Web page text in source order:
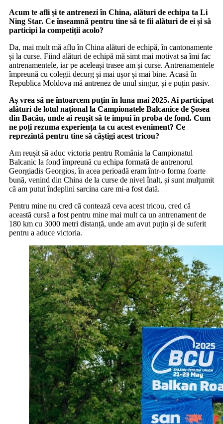
Acum te afli și te antrenezi în China, alături de echipa ta Li
Ning Star. Ce înseamnă pentru tine să te fii alături de ei și să
participi la competiții acolo?
Da, mai mult mă aflu în China alături de echipă, în cantonamente
și la curse. Fiind alături de echipă mă simt mai motivat sa îmi fac
antrenamentele, iar pe aceleași trasee am și curse. Antrenamentele
împreună cu colegii decurg și mai ușor și mai bine. Acasă în
Republica Moldova mă antrenez de unul singur, și e puțin pasiv.
Aș vrea să ne întoarcem puțin în luna mai 2025. Ai participat
alături de lotul național la Campionatele Balcanice de Șosea
din Bacău, unde ai reușit să te impui în proba de fond. Cum
ne poți rezuma experiența ta cu acest eveniment? Ce
reprezintă pentru tine să câștigi acest tricou?
Am reușit să aduc victoria pentru România la Campionatul
Balcanic la fond împreună cu echipa formată de antrenorul
Georgiadis Georgios, în acea perioadă eram într-o forma foarte
bună, venind din China de la curse de nivel înalt, și sunt mulțumit
că am putut îndeplini sarcina care mi-a fost dată.
Pentru mine nu cred că contează ceva acest tricou, cred că
această cursă a fost pentru mine mai mult ca un antrenament de
180 km cu 3000 metri distanță, unde am avut puțin și de suferit
pentru a aduce victoria.